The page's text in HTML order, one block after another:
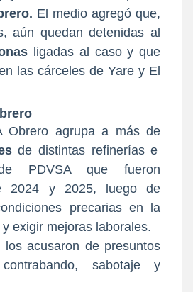
El medio agregó que,
aún quedan detenidas al
ligadas al caso y que
las cárceles de Yare y El
Obrero agrupa a más de
de distintas refinerías e
PDVSA que fueron
2024 y 2025, luego de
precarias en la
exigir mejoras laborales.
los acusaron de presuntos
sabotaje y